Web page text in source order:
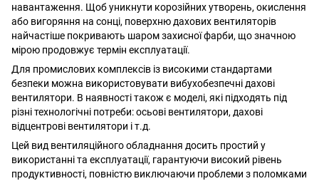
навантаження. Щоб уникнути корозійних утворень, окислення
або вигоряння на сонці, поверхню дахових вентиляторів
найчастіше покривають шаром захисної фарби, що значною
мірою продовжує термін експлуатації.
Для промислових комплексів із високими стандартами
безпеки можна використовувати вибухобезпечні дахові
вентилятори. В наявності також є моделі, які підходять під
різні технологічні потреби: осьові вентилятори, дахові
відцентрові вентилятори і т.д.
Цей вид вентиляційного обладнання досить простий у
використанні та експлуатації, гарантуючи високий рівень
продуктивності, повністю виключаючи проблеми з поломками